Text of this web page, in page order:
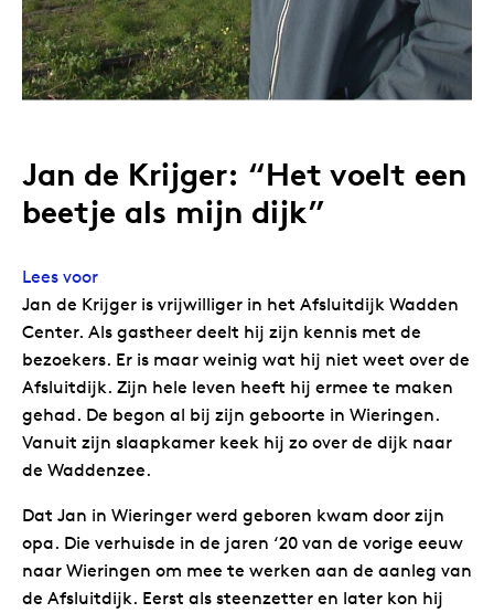
Jan de Krijger: “Het voelt een
beetje als mijn dijk”
Lees voor
Jan de Krijger is vrijwilliger in het Afsluitdijk Wadden
Center. Als gastheer deelt hij zijn kennis met de
bezoekers. Er is maar weinig wat hij niet weet over de
Afsluitdijk. Zijn hele leven heeft hij ermee te maken
gehad. De begon al bij zijn geboorte in Wieringen.
Vanuit zijn slaapkamer keek hij zo over de dijk naar
de Waddenzee.
Dat Jan in Wieringer werd geboren kwam door zijn
opa. Die verhuisde in de jaren ‘20 van de vorige eeuw
naar Wieringen om mee te werken aan de aanleg van
de Afsluitdijk. Eerst als steenzetter en later kon hij